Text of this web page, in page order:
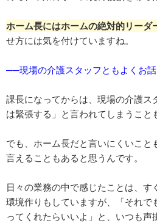
ホーム長にはホームの絶対的リーダ
せ方には気を付けていますね。
──現場の介護スタッフともよくお
課長になってからは、現場の介護ス
は緊張する」と言われてしまうこと
でも、ホーム長だと言いにくいこと
言えることもあると思うんです。
日々の業務の中で感じたことは、す
環境作りもしていますが、「それで
ってくれたらいいよ」と、いつも声